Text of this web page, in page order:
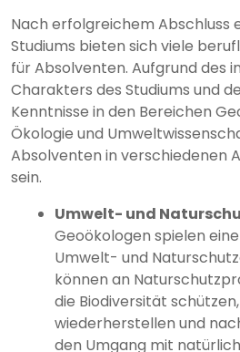
Nach erfolgreichem Abschluss
Studiums bieten sich viele
für Absolventen. Aufgrund des
Charakters des Studiums und
Kenntnisse in den Bereichen
Ökologie und
Absolventen in verschiedenen
sein.
Umwelt- und
Geoökologen spielen
Umwelt- und
können an
die Biodiversität
wiederherstellen und
den Umgang mit